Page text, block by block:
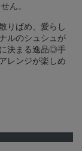
ん。
りばめ、愛らし
ルのシュシュが
決まる逸品◎手
レンジが楽しめ